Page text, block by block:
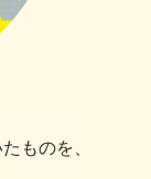
ものを、